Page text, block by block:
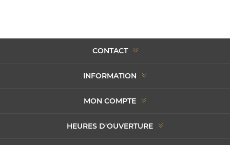
CONTACT
INFORMATION
MON COMPTE
HEURES D'OUVERTURE